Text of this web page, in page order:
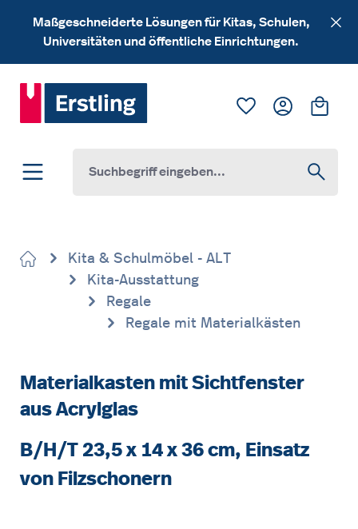
Zum Hauptinhalt springen
Maßgeschneiderte Lösungen für Kitas, Schulen,
Universitäten und öffentliche Einrichtungen.
Du hast 0
Kita & Schulmöbel - ALT
Kita-Ausstattung
Regale
Regale mit Materialkästen
Materialkasten mit Sichtfenster
aus Acrylglas
B/H/T 23,5 x 14 x 36 cm, Einsatz
von Filzschonern